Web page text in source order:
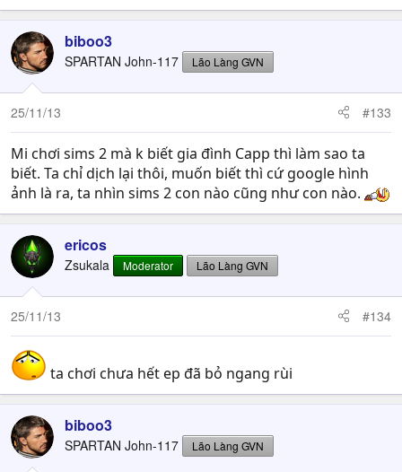
biboo3
SPARTAN John-117 Lão Làng GVN
25/11/13 #133
Mi chơi sims 2 mà k biết gia đình Capp thì làm sao ta
biết. Ta chỉ dịch lại thôi, muốn biết thì cứ google hình
ảnh là ra, ta nhìn sims 2 con nào cũng như con nào.
ericos
Zsukala Moderator Lão Làng GVN
25/11/13 #134
ta chơi chưa hết ep đã bỏ ngang rùi
biboo3
SPARTAN John-117 Lão Làng GVN